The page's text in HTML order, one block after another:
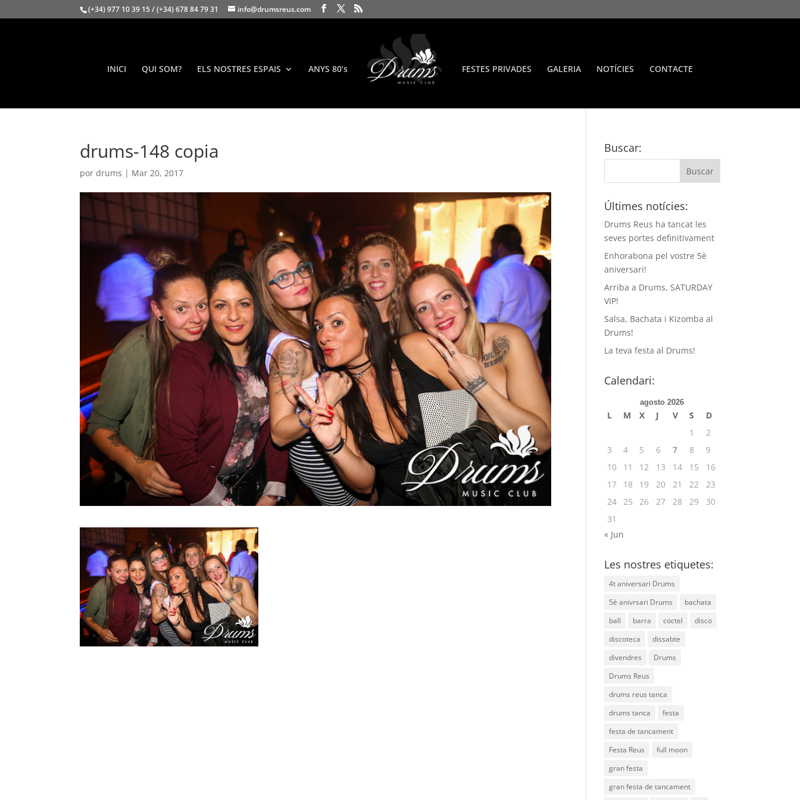
(+34) 977 10 39 15 / (+34) 678 84 79 31 info@drumsreus.com
INICI QUI SOM? ELS NOSTRES ESPAIS ANYS 80’s FESTES PRIVADES GALERIA NOTÍCIES CONTACTE
drums-148 copia
pordrums | Mar 20, 2017
Buscar:
Últimes notícies:
Drums Reus ha tancat les
seves portes definitivament
Enhorabona pel vostre 5è
aniversari!
Arriba a Drums, SATURDAY
VIP!
Salsa, Bachata i Kizomba al
Drums!
La teva festa al Drums!
Calendari:
agosto 2026
L M X J V S
D
1
2
3
4 5 6 7 8
9
10
11 12 13 14 15
16
17
18 19 20 21 22
23
24 25 26 27 28 29
30
31
« Jun
Les nostres etiquetes:
4t aniversari Drums
5è anivrsari Drums
bachata
ball
barra coctel
disco
discoteca
dissabte
divendres
Drums
Drums Reus
drums reus tanca
drums tanca
festa
festa de tancament
Festa Reus
full moon
gran festa
gran festa de tancament